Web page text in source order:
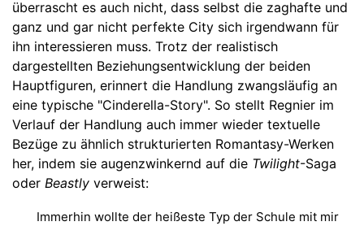
überrascht es auch nicht, dass selbst die zaghafte und
ganz und gar nicht perfekte City sich irgendwann für
ihn interessieren muss. Trotz der realistisch
dargestellten Beziehungsentwicklung der beiden
Hauptfiguren, erinnert die Handlung zwangsläufig an
eine typische "Cinderella-Story". So stellt Regnier im
Verlauf der Handlung auch immer wieder textuelle
Bezüge zu ähnlich strukturierten Romantasy-Werken
her, indem sie augenzwinkernd auf die Twilight-Saga
oder Beastly verweist:
Immerhin wollte der heißeste Typ der Schule mit mir